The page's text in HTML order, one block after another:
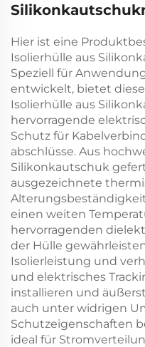
Hier ist eine
Isolierhülle aus
Speziell für
entwickelt, bietet
Isolierhülle aus
hervorragende
Schutz für
abschlüsse. Aus
Silikonkautschuk
ausgezeichnete
einen weiten
hervorragenden
der Hülle
Isolierleistung und
und elektrisches
installieren und
auch unter widrigen
Schutzeigenschaften
ideal für